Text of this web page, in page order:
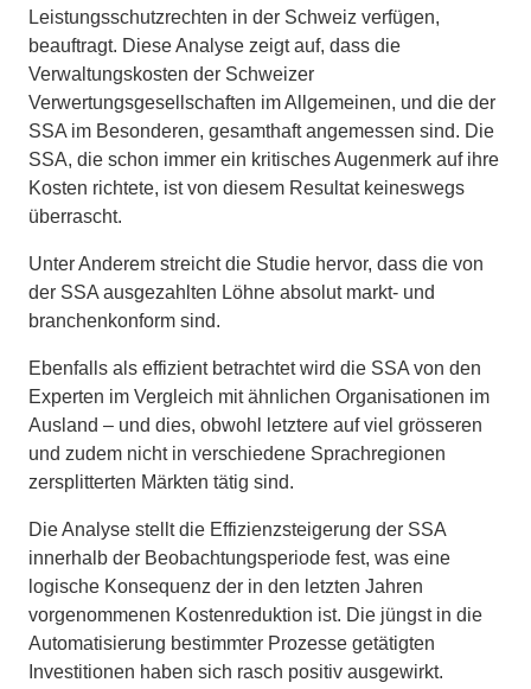
Leistungsschutzrechten in der Schweiz verfügen,
beauftragt. Diese Analyse zeigt auf, dass die
Verwaltungskosten der Schweizer
Verwertungsgesellschaften im Allgemeinen, und die der
SSA im Besonderen, gesamthaft angemessen sind. Die
SSA, die schon immer ein kritisches Augenmerk auf ihre
Kosten richtete, ist von diesem Resultat keineswegs
überrascht.
Unter Anderem streicht die Studie hervor, dass die von
der SSA ausgezahlten Löhne absolut markt- und
branchenkonform sind.
Ebenfalls als effizient betrachtet wird die SSA von den
Experten im Vergleich mit ähnlichen Organisationen im
Ausland – und dies, obwohl letztere auf viel grösseren
und zudem nicht in verschiedene Sprachregionen
zersplitterten Märkten tätig sind.
Die Analyse stellt die Effizienzsteigerung der SSA
innerhalb der Beobachtungsperiode fest, was eine
logische Konsequenz der in den letzten Jahren
vorgenommenen Kostenreduktion ist. Die jüngst in die
Automatisierung bestimmter Prozesse getätigten
Investitionen haben sich rasch positiv ausgewirkt.